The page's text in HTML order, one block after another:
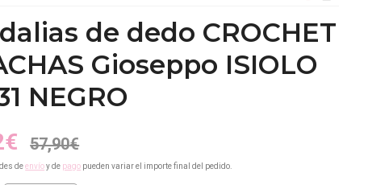
de dedo CROCHET
Gioseppo ISIOLO
NEGRO
€ 57,90€
deenvíoy de pago pueden variar el importe final del pedido.